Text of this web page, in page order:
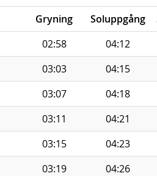
Gryning Soluppgång
02:58 04:12
03:03 04:15
03:07 04:18
03:11 04:21
03:15 04:23
03:19 04:26